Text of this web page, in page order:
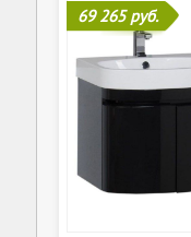
69 265 руб.